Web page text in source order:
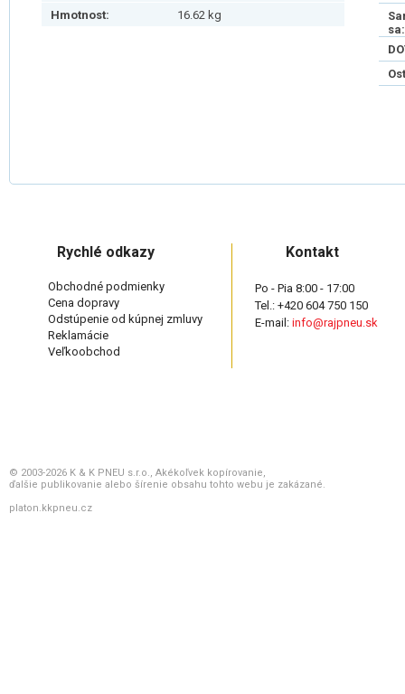
Hmotnost:
16.62 kg
sa:
Rychlé odkazy
Obchodné podmienky
Cena dopravy
Odstúpenie od kúpnej zmluvy
Reklamácie
Veľkoobchod
Kontakt
Po - Pia 8:00 - 17:00
Tel.: +420 604 750 150
E-mail: info@rajpneu.sk
© 2003-2026 K & K PNEU s.r.o., Akékoľvek kopírovanie,
ďalšie publikovanie alebo šírenie obsahu tohto webu je zakázané.
platon.kkpneu.cz